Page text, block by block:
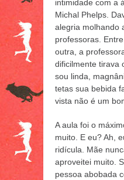
intimidade com a
Michal Phelps.
alegria molhando
professoras.
outra, a
dificilmente tirava
sou linda,
tetas sua bebida
vista não é um
A aula foi o
muito. E eu? Ah,
ridícula. Mãe
aproveitei muito.
pessoa abobada